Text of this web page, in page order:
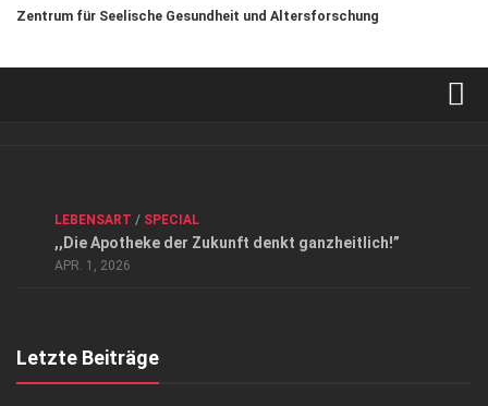
Zentrum für Seelische Gesundheit und Altersforschung
Datenschutzerklärung
Top Magazin Dresden / Ostsachsen
LEBENSART / SPECIAL
,,Die Apotheke der Zukunft denkt ganzheitlich!”
APR. 1, 2026
Letzte Beiträge